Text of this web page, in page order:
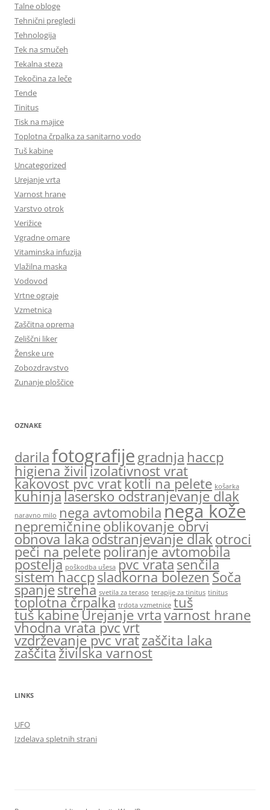
Talne obloge
Tehnični pregledi
Tehnologija
Tek na smučeh
Tekalna steza
Tekočina za leče
Tende
Tinitus
Tisk na majice
Toplotna črpalka za sanitarno vodo
Tuš kabine
Uncategorized
Urejanje vrta
Varnost hrane
Varstvo otrok
Verižice
Vgradne omare
Vitaminska infuzija
Vlažilna maska
Vodovod
Vrtne ograje
Vzmetnica
Zaščitna oprema
Zeliščni liker
Ženske ure
Zobozdravstvo
Zunanje ploščice
OZNAKE
darilafotografije gradnja haccp
higiena živilizolativnost vrat
kakovost pvc vratkotli na pelete košarka
kuhinjalasersko odstranjevanje dlak
naravno milo nega avtomobila nega kože
nepremičnineoblikovanje obrvi
obnova lakaodstranjevanje dlak otroci
peči na peletepoliranje avtomobila
postelja poškodba ušesa pvc vratasenčila
sistem haccpsladkorna bolezenSoča
spanjestreha svetila za teraso terapije za tinitus tinitus
toplotna črpalka trdota vzmetnice tuš
tuš kabineUrejanje vrtavarnost hrane
vhodna vrata pvcvrt
vzdrževanje pvc vratzaščita laka
zaščitaživilska varnost
LINKS
UFO
Izdelava spletnih strani